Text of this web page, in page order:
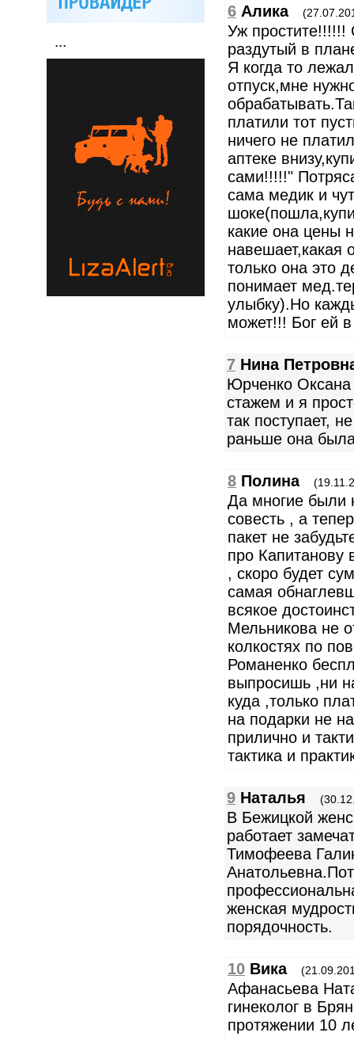
...
6 Алика
Уж простите!!!!!!
раздутый в
Я когда то
отпуск,мне
платили тот
ничего не
аптеке
сами!!!!!"
сама медик и
какие она цены
навешает,какая
только она это
понимает
улыбку).Но
может!!! Бог ей
7 Нина
Юрченко Оксана
стажем и я
так поступает,
раньше она
8 Полина
Да многие были
совесть , а
пакет не
про Капитанову
, скоро будет
самая
всякое
Мельникова не
колкостях по
Романенко
выпросишь ,ни
куда ,только
на подарки не
прилично и
тактика и
9 Наталья
В Бежицкой
работает
Тимофеева
женская
порядочность.
10 Вика
Афанасьева
гинеколог в
протяжении 10